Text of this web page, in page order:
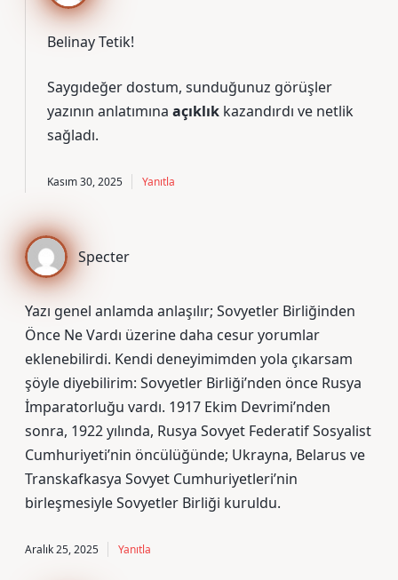
Belinay Tetik!
Saygıdeğer dostum, sunduğunuz görüşler
yazının anlatımına açıklık kazandırdı ve netlik
sağladı.
Kasım 30, 2025 Yanıtla
Specter
Yazı genel anlamda anlaşılır; Sovyetler Birliğinden
Önce Ne Vardı üzerine daha cesur yorumlar
eklenebilirdi. Kendi deneyimimden yola çıkarsam
şöyle diyebilirim: Sovyetler Birliği’nden önce Rusya
İmparatorluğu vardı. 1917 Ekim Devrimi’nden
sonra, 1922 yılında, Rusya Sovyet Federatif Sosyalist
Cumhuriyeti’nin öncülüğünde; Ukrayna, Belarus ve
Transkafkasya Sovyet Cumhuriyetleri’nin
birleşmesiyle Sovyetler Birliği kuruldu.
Aralık 25, 2025 Yanıtla